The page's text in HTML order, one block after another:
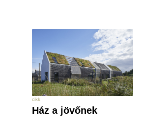
cikk
Ház a jövőnek